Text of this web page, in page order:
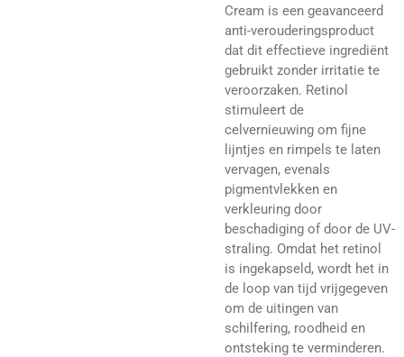
Cream is een geavanceerd
anti-verouderingsproduct
dat dit effectieve ingrediënt
gebruikt zonder irritatie te
veroorzaken. Retinol
stimuleert de
celvernieuwing om fijne
lijntjes en rimpels te laten
vervagen, evenals
pigmentvlekken en
verkleuring door
beschadiging of door de UV-
straling. Omdat het retinol
is ingekapseld, wordt het in
de loop van tijd vrijgegeven
om de uitingen van
schilfering, roodheid en
ontsteking te verminderen.